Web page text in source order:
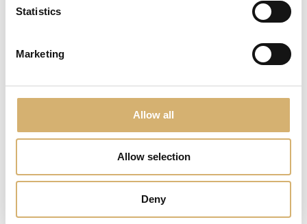
Statistics
Marketing
Allow all
Allow selection
Deny
Mantova;
proseguire fino ad arrivare ad un grande rotonda in
uscire alla seconda uscita in direzione LEVATA e
seguire le indicazioni;